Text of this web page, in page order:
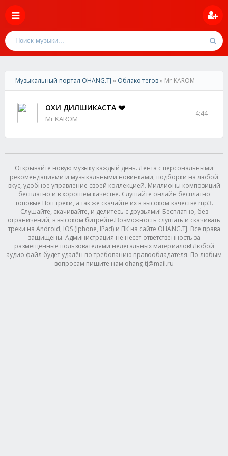
Музыкальный портал OHANG.TJ » Облако тегов» Mr KAROM
ОХИ ДИЛШИКАСТА 💔
Mr KAROM
4:44
Открывайте новую музыку каждый день. Лента с персональными
рекомендациями и музыкальными новинками, подборки на любой
вкус, удобное управление своей коллекцией. Миллионы композиций
бесплатно и в хорошем качестве. Слушайте онлайн бесплатно
топовые Поп треки, а так же скачайте их в высоком качестве mp3.
Слушайте, скачивайте, и делитесь с друзьями! Бесплатно, без
ограничений, в высоком битрейте.Возможность слушать и скачивать
треки на Android, IOS (Iphone, IPad) и ПК на сайте OHANG.TJ. Все права
защищены. Администрация не несет ответственность за
размещенные пользователями нелегальных материалов! Любой
аудио файл будет удалён по требованию правообладателя. По любым
вопросам пишите нам ohang.tj@mail.ru